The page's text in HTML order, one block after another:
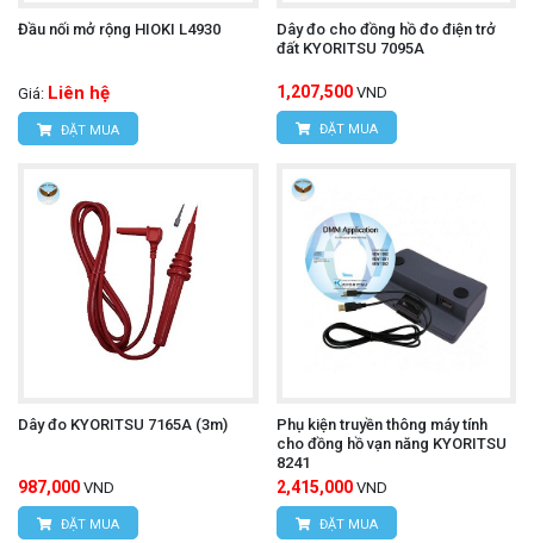
Đầu nối mở rộng HIOKI L4930
Giá: Liên hệ
ĐẶT MUA
Dây đo cho đồng hồ đo điện trở
đất KYORITSU 7095A
1,207,500 VND
ĐẶT MUA
Dây đo KYORITSU 7165A (3m)
987,000 VND
ĐẶT MUA
Phụ kiện truyền thông máy tính
cho đồng hồ vạn năng KYORITSU
8241
2,415,000 VND
ĐẶT MUA